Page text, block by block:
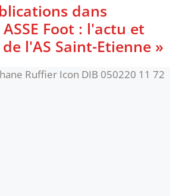
dans
Foot : l'actu et
l'AS Saint-Etienne »